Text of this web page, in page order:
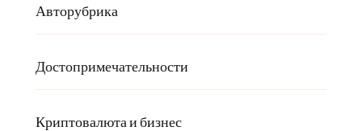
Авторубрика
Достопримечательности
Криптовалюта и бизнес